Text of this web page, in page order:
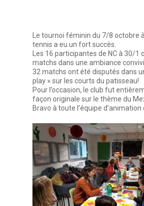
Le tournoi féminin du 7/8 octobre
tennis a eu un fort succès.
Les 16 participantes de NC à 30/1
matchs dans une ambiance
32 matchs ont été disputés dans
play » sur les courts du patisseau!
Pour l’occasion, le club fut
façon originale sur le thème du
Bravo à toute l’équipe d’animation